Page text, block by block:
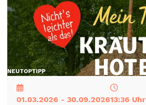
NEUTOPTIPP
01.03.2026 - 30.09.202613:36 Uhr